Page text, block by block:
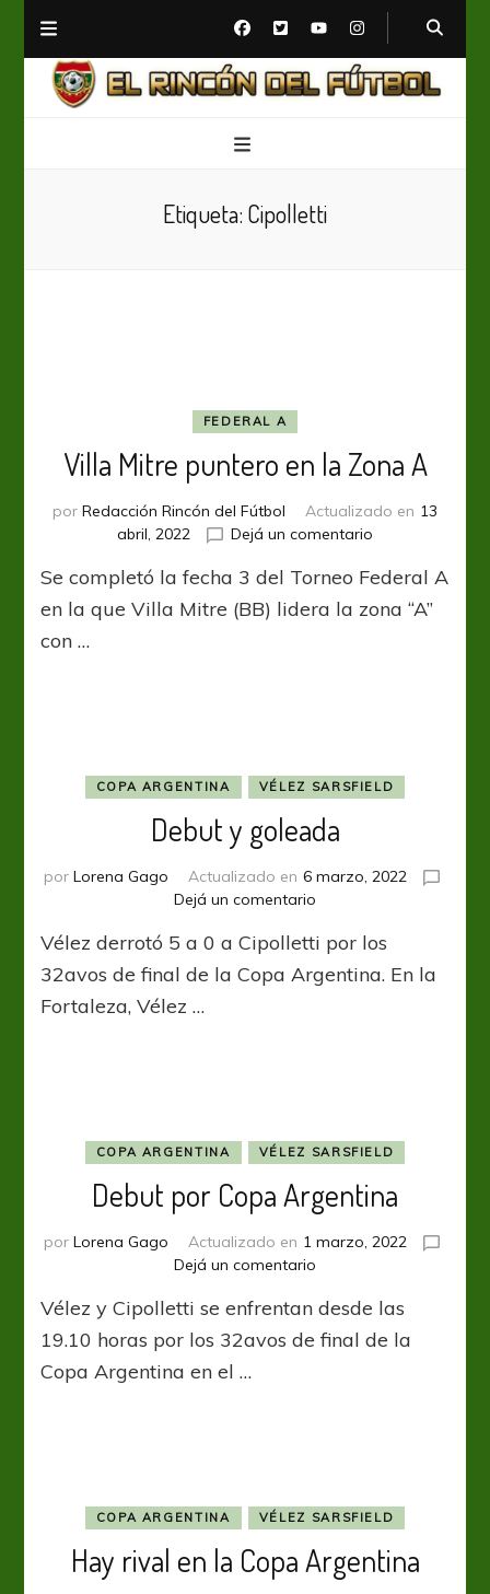
Etiqueta: Cipolletti
FEDERAL A
Villa Mitre puntero en la Zona A
por Redacción Rincón del Fútbol Actualizado en 13
abril, 2022
Dejá un comentario
Mitre
puntero
Se completó la fecha 3 del Torneo Federal A
en la que Villa Mitre (BB) lidera la zona “A”
con …
COPA ARGENTINA VÉLEZ SARSFIELD
Debut y goleada
por Lorena Gago Actualizado en 6 marzo, 2022
Dejá un comentario
y
goleada
Vélez derrotó 5 a 0 a Cipolletti por los
32avos de final de la Copa Argentina. En la
Fortaleza, Vélez …
COPA ARGENTINA VÉLEZ SARSFIELD
Debut por Copa Argentina
por Lorena Gago Actualizado en 1 marzo, 2022
Dejá un comentario
por
Copa
Vélez y Cipolletti se enfrentan desde las
19.10 horas por los 32avos de final de la
Copa Argentina en el …
COPA ARGENTINA VÉLEZ SARSFIELD
Hay rival en la Copa Argentina